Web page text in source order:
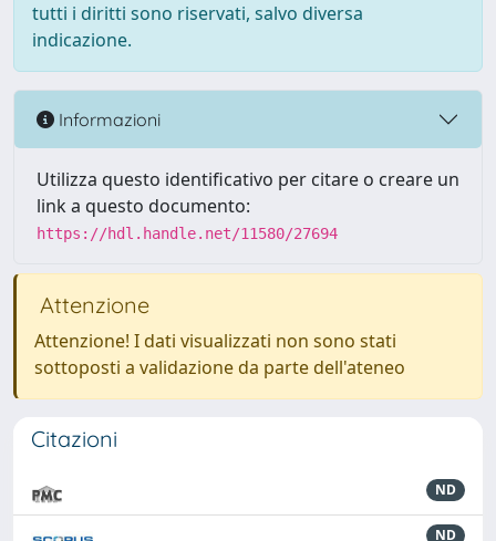
tutti i diritti sono riservati, salvo diversa
indicazione.
Informazioni
Utilizza questo identificativo per citare o creare un
link a questo documento:
https://hdl.handle.net/11580/27694
Attenzione
Attenzione! I dati visualizzati non sono stati
sottoposti a validazione da parte dell'ateneo
Citazioni
ND
ND